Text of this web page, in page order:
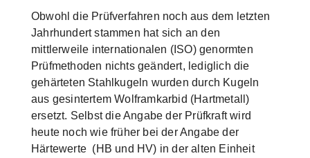
Obwohl die Prüfverfahren noch aus dem letzten
Jahrhundert stammen hat sich an den
mittlerweile internationalen (ISO) genormten
Prüfmethoden nichts geändert, lediglich die
gehärteten Stahlkugeln wurden durch Kugeln
aus gesintertem Wolframkarbid (Hartmetall)
ersetzt. Selbst die Angabe der Prüfkraft wird
heute noch wie früher bei der Angabe der
Härtewerte (HB und HV) in der alten Einheit